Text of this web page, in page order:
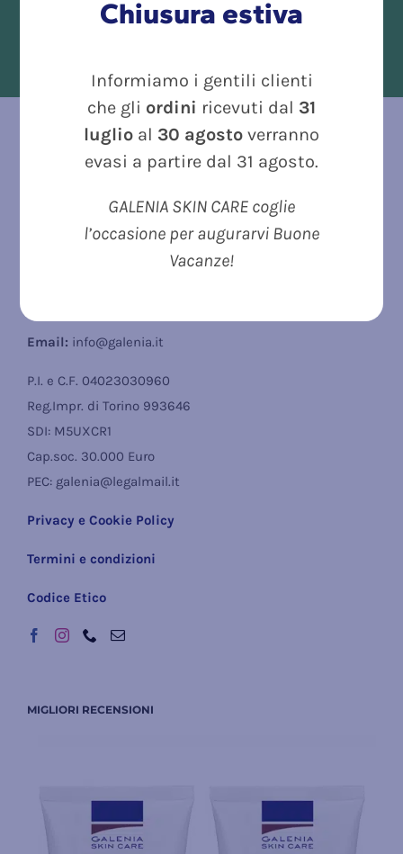
INFORMAZIONI COMPLETE PER
GALENIA BIOTECNOLOGIE SRL | ITALY
Strada Del Casas 6/2 BIS – 10090 ROSTA (TO)
Sede Operativa:
Strada Del Casas 6/3, 10090 Rosta (TO)
Email: info@galenia.it
P.I. e C.F. 04023030960
Reg.Impr. di Torino 993646
SDI: M5UXCR1
Cap.soc. 30.000 Euro
PEC: galenia@legalmail.it
Privacy e Cookie Policy
Termini e condizioni
Codice Etico
MIGLIORI RECENSIONI
Chiusura estiva
Informiamo i gentili clienti
che gli ordini ricevuti dal 31
luglio al 30 agosto verranno
evasi a partire dal 31 agosto.
GALENIA SKIN CARE coglie
l’occasione per augurarvi Buone
Vacanze!